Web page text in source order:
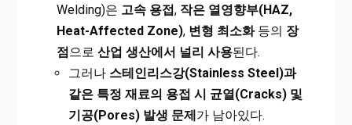
Welding)은 고속 용접, 작은 열영향부(HAZ,
Heat-Affected Zone), 변형 최소화등의 장
점 으로 산업 생산에서 널리 사용된다.
그러나 스테인리스강(Stainless Steel)과
같은 특정 재료의 용접 시 균열(Cracks) 및
기공(Pores) 발생 문제가 남아있다.